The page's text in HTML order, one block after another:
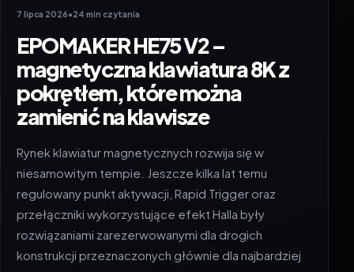
7 lipca 2026•24 min czytania
EPOMAKER HE75 V2 –
magnetyczna klawiatura 8K z
pokrętłem, które można
zamienić na klawisze
Rynek klawiatur magnetycznych rozwija się w
niesamowitym tempie. Jeszcze kilka lat temu
regulowany punkt aktywacji, Rapid Trigger oraz
przełączniki wykorzystujące efekt Halla były
rozwiązaniami zarezerwowanymi dla drogich
konstrukcji przeznaczonych głównie dla najbardziej